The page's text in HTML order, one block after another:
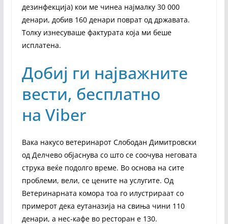
дезинфекција) кои ме чинеа најмалку 30 000
денари, добив 160 денари поврат од државата.
Толку изнесуваше фактурата која ми беше
исплатена.
Добиј ги најважните
вести, бесплатно
на Viber
Вака накусо ветеринарот Слободан Димитровски
од Делчево објаснува со што се соочува неговата
струка веќе подолго време. Во основа на сите
проблеми, вели, се цените на услугите. Од
Ветеринарната комора тоа го илустрираат со
примерот дека еутаназија на свиња чини 110
денари, а нес-кафе во ресторан е 130.